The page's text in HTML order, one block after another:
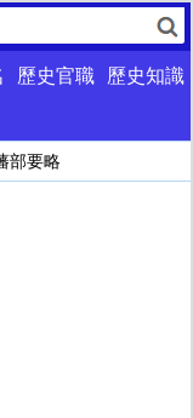
歷史官職
歷史知識
部要略